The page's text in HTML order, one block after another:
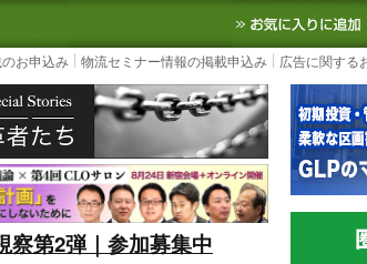
物流ニュースサイト
3PL, SCMなど国内外の最新の物流
お申込み 物流セミナー情報の掲載申込み 広告に関する
察第2弾｜参加募集中